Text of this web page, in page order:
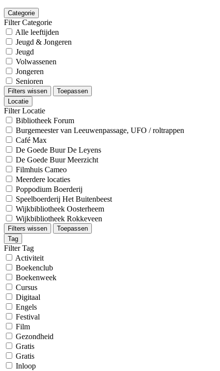
Categorie
Filter Categorie
Alle leeftijden
Jeugd & Jongeren
Jeugd
Volwassenen
Jongeren
Senioren
Filters wissen
Toepassen
Locatie
Filter Locatie
Bibliotheek Forum
Burgemeester van Leeuwenpassage, UFO / roltrappen
Café Max
De Goede Buur De Leyens
De Goede Buur Meerzicht
Filmhuis Cameo
Meerdere locaties
Poppodium Boerderij
Speelboerderij Het Buitenbeest
Wijkbibliotheek Oosterheem
Wijkbibliotheek Rokkeveen
Filters wissen
Toepassen
Tag
Filter Tag
Activiteit
Boekenclub
Boekenweek
Cursus
Digitaal
Engels
Festival
Film
Gezondheid
Gratis
Gratis
Inloop